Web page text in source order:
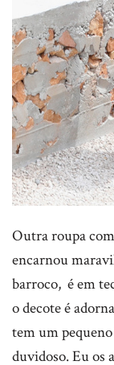
Outra roupa
encarnou
barroco, é em
o decote é
tem um
duvidoso. Eu os